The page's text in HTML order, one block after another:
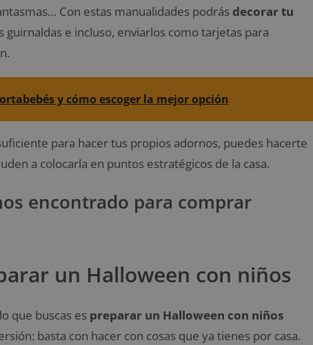
Con estas manualidades podrás decorar tu
e incluso, enviarlos como tarjetas para
y cómo escoger la mejor opción
para hacer tus propios adornos, puedes hacerte
a colocarla en puntos estratégicos de la casa.
encontrado para comprar
un Halloween con niños
que buscas es preparar un Halloween con niños
basta con hacer con cosas que ya tienes por casa.